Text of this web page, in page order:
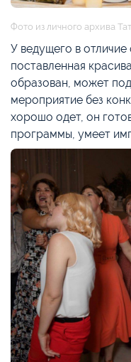
Фото из личного архива
У ведущего в
поставленная
образован, может
мероприятие без
хорошо одет, он
программы, умеет